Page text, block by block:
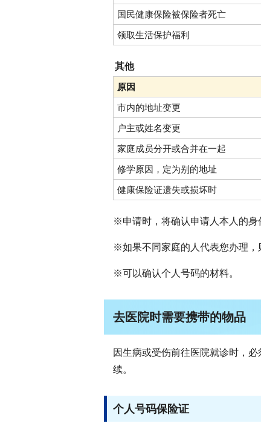
国民健康保险被保险者死亡
领取生活保护福利
其他
原因
市内的地址变更
户主或姓名变更
家庭成员分开或合并在一起
修学原因，定为别的地址
健康保险证遗失或损坏时
※申请时，将确认申请人本人的身
※如果不同家庭的人代表您办理，
※可以确认个人号码的材料。
去医院时需要携带的物品
因生病或受伤前往医院就诊时，
续。
个人号码保险证